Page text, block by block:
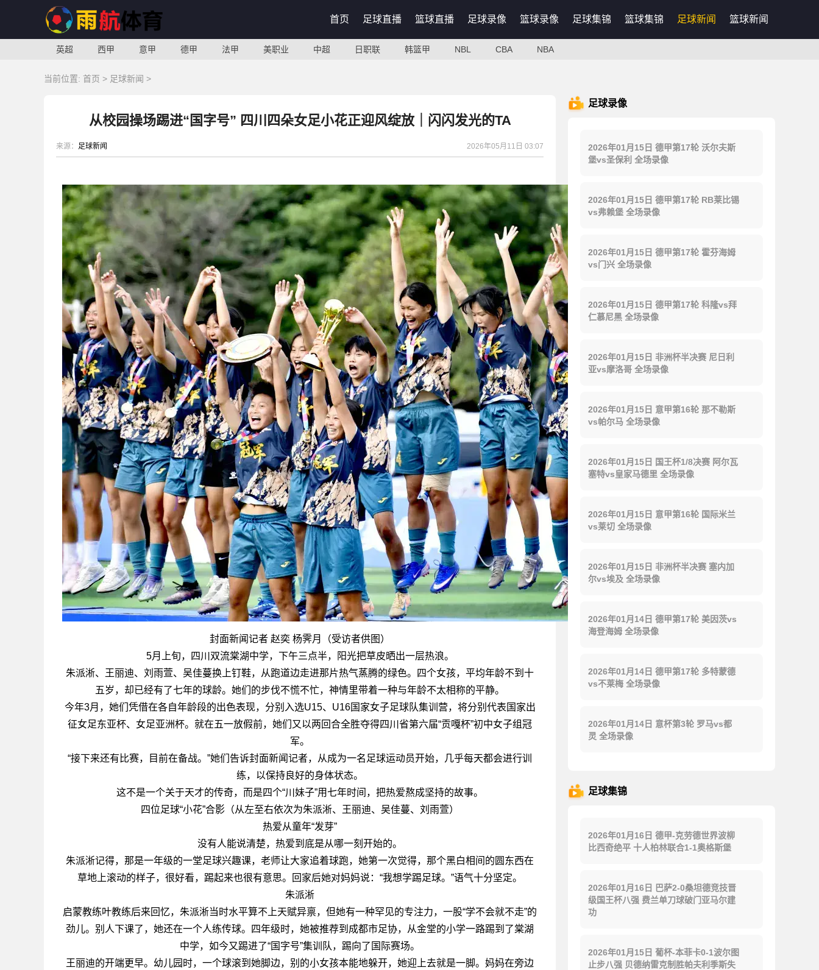
首页 足球直播 篮球直播 足球录像 篮球录像 足球集锦 篮球集锦 足球新闻 篮球新闻
英超 西甲 意甲 德甲 法甲 美职业 中超 日职联 韩篮甲 NBL CBA NBA
当前位置: 首页 > 足球新闻 >
从校园操场踢进“国字号” 四川四朵女足小花正迎风绽放｜闪闪发光的TA
来源： 足球新闻 2026年05月11日 03:07
封面新闻记者 赵奕 杨霁月（受访者供图）
5月上旬，四川双流棠湖中学，下午三点半，阳光把草皮晒出一层热浪。
朱派淅、王丽迪、刘雨萱、吴佳蔓换上钉鞋，从跑道边走进那片热气蒸腾的绿色。四个女孩，平均年龄不到十
五岁，却已经有了七年的球龄。她们的步伐不慌不忙，神情里带着一种与年龄不太相称的平静。
今年3月，她们凭借在各自年龄段的出色表现，分别入选U15、U16国家女子足球队集训营，将分别代表国家出
征女足东亚杯、女足亚洲杯。就在五一放假前，她们又以两回合全胜夺得四川省第六届“贡嘎杯”初中女子组冠
军。
“接下来还有比赛，目前在备战。”她们告诉封面新闻记者，从成为一名足球运动员开始，几乎每天都会进行训
练，以保持良好的身体状态。
这不是一个关于天才的传奇，而是四个“川妹子”用七年时间，把热爱熬成坚持的故事。
四位足球“小花”合影（从左至右依次为朱派淅、王丽迪、吴佳蔓、刘雨萱）
热爱从童年“发芽”
没有人能说清楚，热爱到底是从哪一刻开始的。
朱派淅记得，那是一年级的一堂足球兴趣课，老师让大家追着球跑，她第一次觉得，那个黑白相间的圆东西在
草地上滚动的样子，很好看，踢起来也很有意思。回家后她对妈妈说：“我想学踢足球。”语气十分坚定。
朱派淅
启蒙教练叶教练后来回忆，朱派淅当时水平算不上天赋异禀，但她有一种罕见的专注力，一股“学不会就不走”的
劲儿。别人下课了，她还在一个人练传球。四年级时，她被推荐到成都市足协，从金堂的小学一路踢到了棠湖
中学，如今又踢进了“国字号”集训队，踢向了国际赛场。
王丽迪的开端更早。幼儿园时，一个球滚到她脚边，别的小女孩本能地躲开，她迎上去就是一脚。妈妈在旁边
足球录像
2026年01月15日 德甲第17轮 沃尔夫斯
堡vs圣保利 全场录像
2026年01月15日 德甲第17轮 RB莱比锡
vs弗赖堡 全场录像
2026年01月15日 德甲第17轮 霍芬海姆
vs门兴 全场录像
2026年01月15日 德甲第17轮 科隆vs拜
仁慕尼黑 全场录像
2026年01月15日 非洲杯半决赛 尼日利
亚vs摩洛哥 全场录像
2026年01月15日 意甲第16轮 那不勒斯
vs帕尔马 全场录像
2026年01月15日 国王杯1/8决赛 阿尔瓦
塞特vs皇家马德里 全场录像
2026年01月15日 意甲第16轮 国际米兰
vs莱切 全场录像
2026年01月15日 非洲杯半决赛 塞内加
尔vs埃及 全场录像
2026年01月14日 德甲第17轮 美因茨vs
海登海姆 全场录像
2026年01月14日 德甲第17轮 多特蒙德
vs不莱梅 全场录像
2026年01月14日 意杯第3轮 罗马vs都
灵 全场录像
足球集锦
2026年01月16日 德甲-克劳德世界波柳
比西奇绝平 十人柏林联合1-1奥格斯堡
2026年01月16日 巴萨2-0桑坦德竞技晋
级国王杯八强 费兰单刀球破门亚马尔建
功
2026年01月15日 葡杯-本菲卡0-1波尔图
止步八强 贝德纳雷克制胜帕夫利季斯失